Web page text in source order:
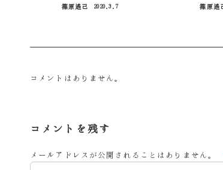
篠原遙己
2020.3.7
篠原遙
コメントはありません。
コメントを残す
メールアドレスが公開されることはありません。